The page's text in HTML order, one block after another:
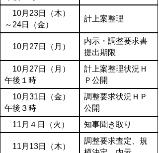
10月23日（木）
～24日（金）
計上案整理
10月27日（月）
内示・調整要求書
提出期限
10月27日（月）
午後１時
計上案整理状況Ｈ
Ｐ公開
10月31日（金）
午後３時
調整要求状況ＨＰ
公開
11月４日（火）
知事聞き取り
11月13日（木）
調整要求査定、規